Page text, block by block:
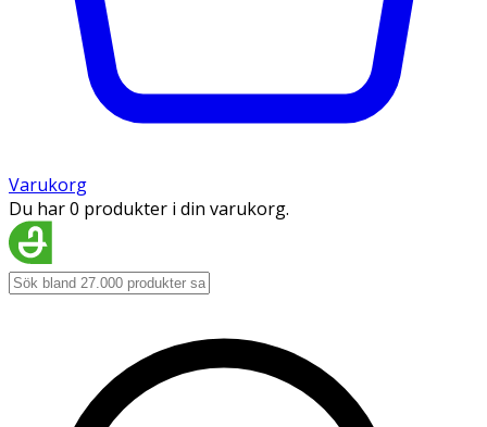
Varukorg
Du har 0 produkter i din varukorg.